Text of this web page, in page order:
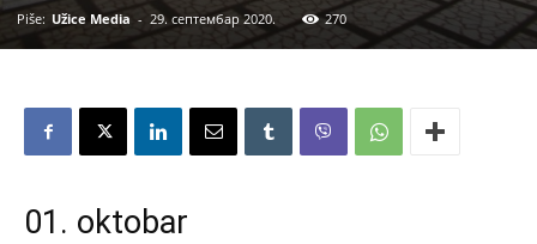
Piše: Užice Media - 29. септембар 2020. 270
01. oktobar